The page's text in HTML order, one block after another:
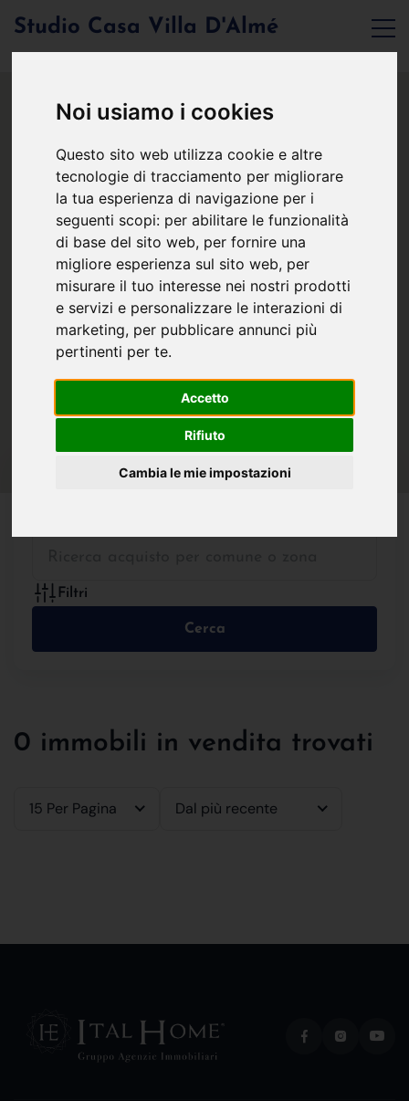
Noi usiamo i cookies
Questo sito web utilizza cookie e altre
tecnologie di tracciamento per migliorare
la tua esperienza di navigazione per i
seguenti scopi: per abilitare le funzionalità
di base del sito web, per fornire una
migliore esperienza sul sito web, per
misurare il tuo interesse nei nostri prodotti
e servizi e personalizzare le interazioni di
marketing, per pubblicare annunci più
pertinenti per te.
Accetto
Rifiuto
Cambia le mie impostazioni
Studio Casa Villa D'Almé
Filtri
Cerca
0 immobili in vendita trovati
15 Per Pagina Dal più recente